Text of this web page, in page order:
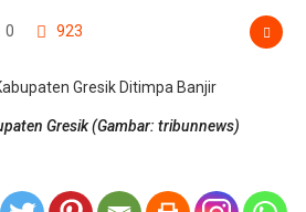
0 923
Gresik (Gambar: tribunnews)